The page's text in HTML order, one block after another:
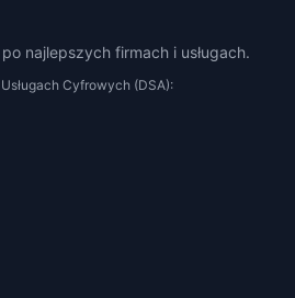
najlepszych firmach i usługach.
Cyfrowych (DSA):